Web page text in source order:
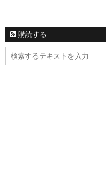
購読する